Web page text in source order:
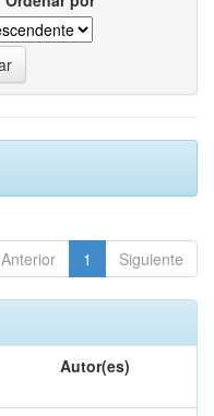
Anterior 1 Siguiente
Autor(es)